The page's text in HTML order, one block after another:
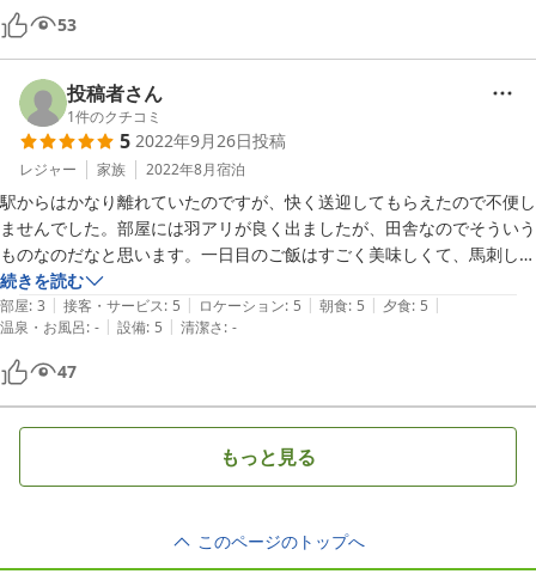
トイレ、洗面台は共同ですがとても清潔で快適でした
53
投稿者さん
1件のクチコミ
5 2022年9月26日投稿
レジャー 家族 2022年8月宿泊
駅からはかなり離れていたのですが、快く送迎してもらえたので不便し
ませんでした。部屋には羽アリが良く出ましたが、田舎なのでそういう
ものなのだなと思います。一日目のご飯はすごく美味しくて、馬刺しも
つきました。手前酒とよく合いました。手前酒は今まで飲んだ酒で一番
美味しかったです。
続きを読む
部屋: 3 | 接客・サービス: 5 | ロケーション: 5 | 朝食: 5 | 夕食: 5 |
温泉・お風呂: - | 設備: 5 | 清潔さ: -
47
もっと見る
このページのトップへ